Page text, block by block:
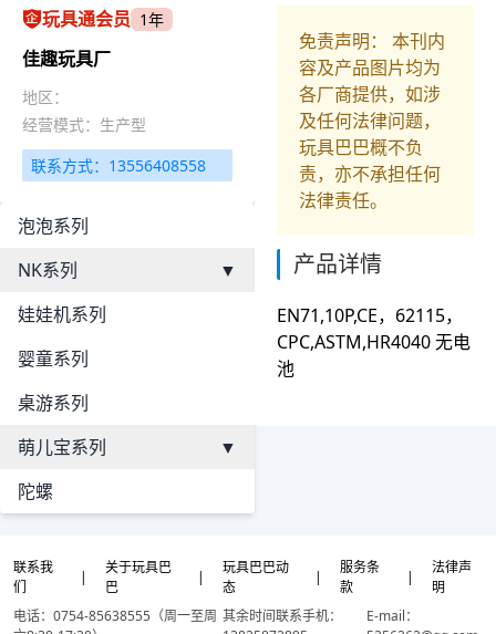
玩具通会员 1年
佳趣玩具厂
地区：
经营模式：生产型
联系方式：13556408558
泡泡系列
NK系列
▼
娃娃机系列
婴童系列
桌游系列
萌儿宝系列
▼
陀螺
免责声明： 本刊内
容及产品图片均为
各厂商提供，如涉
及任何法律问题，
玩具巴巴概不负
责，亦不承担任何
法律责任。
产品详情
EN71,10P,CE，62115，
CPC,ASTM,HR4040 无电
池
联系我
们
|
关于玩具巴
巴
|
玩具巴巴动
态
|
服务条
款
|
法律声
明
电话：0754-85638555（周一至周 其余时间联系手机：
E-mail：